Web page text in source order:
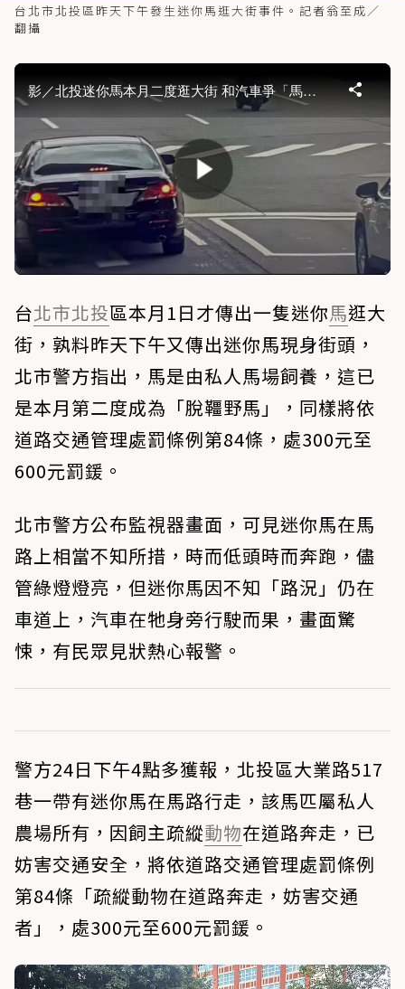
台北市北投區昨天下午發生迷你馬逛大街事件。記者翁至成／
翻攝
台北市北投區本月1日才傳出一隻迷你馬逛大
街，孰料昨天下午又傳出迷你馬現身街頭，
北市警方指出，馬是由私人馬場飼養，這已
是本月第二度成為「脫韁野馬」，同樣將依
道路交通管理處罰條例第84條，處300元至
600元罰鍰。
北市警方公布監視器畫面，可見迷你馬在馬
路上相當不知所措，時而低頭時而奔跑，儘
管綠燈燈亮，但迷你馬因不知「路況」仍在
車道上，汽車在牠身旁行駛而果，畫面驚
悚，有民眾見狀熱心報警。
警方24日下午4點多獲報，北投區大業路517
巷一帶有迷你馬在馬路行走，該馬匹屬私人
農場所有，因飼主疏縱動物在道路奔走，已
妨害交通安全，將依道路交通管理處罰條例
第84條「疏縱動物在道路奔走，妨害交通
者」，處300元至600元罰鍰。